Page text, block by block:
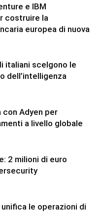
e IBM
costruire la
europea di nuova
italiani scelgono le
dell’intelligenza
con Adyen per
a livello globale
2 milioni di euro
le operazioni di